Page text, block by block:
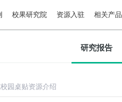
校果研究院 资源入驻 相关产品
研究报告
园桌贴资源介绍